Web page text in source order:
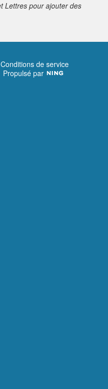
Lettres pour ajouter des
Conditions de service
Propulsé par